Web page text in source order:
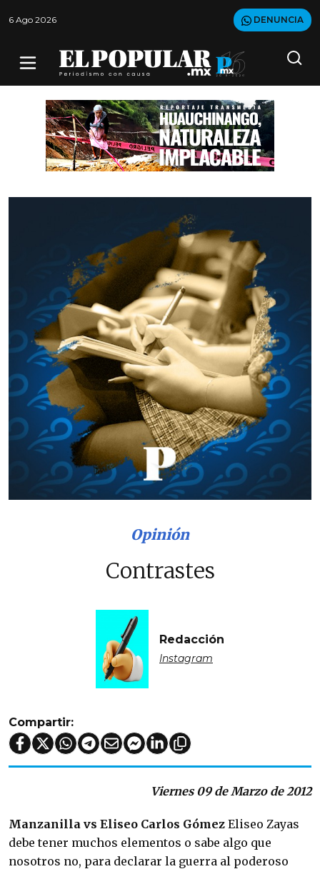
6 Ago 2026 DENUNCIA
Opinión
Contrastes
Redacción
Instagram
Compartir:
Viernes 09 de Marzo de 2012
Manzanilla vs Eliseo Carlos Gómez Eliseo Zayas
debe tener muchos elementos o sabe algo que
nosotros no, para declarar la guerra al poderoso